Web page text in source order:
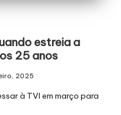
estreia a
25 anos
2025
à TVI em março para